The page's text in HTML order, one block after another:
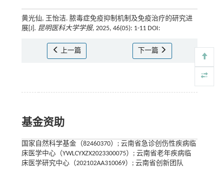
黄光仙, 王怡洁. 脓毒症免疫抑制机制及免疫治疗的研究进
展[J]. 昆明医科大学学报, 2025, 46(05): 1-11 DOI:
上一篇 下一篇
基金资助
国家自然科学基金（82460370）; 云南省急诊创伤性疾病临
床医学中心（YWLCYXZX2023300075）; 云南省老年疾病临
床医学研究中心（202102AA310069）; 云南省创新团队